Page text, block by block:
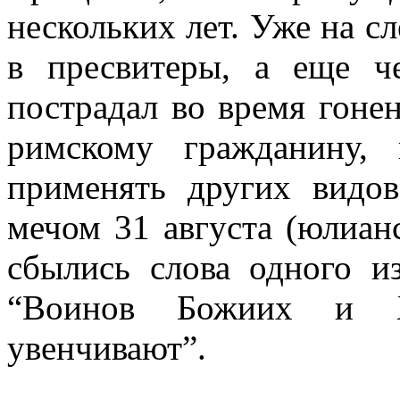
нескольких лет. Уже на
в пресвитеры, а еще
пострадал во время
римскому
применять других
мечом 31 августа
сбылись слова одного
“Воинов Божиих и
увенчивают”.